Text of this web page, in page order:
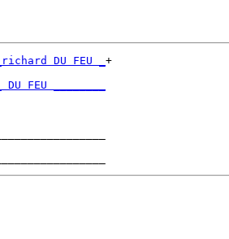
_richard DU FEU _ +
_ DU FEU ________